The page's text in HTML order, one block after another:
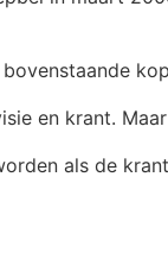
en krant.
als de